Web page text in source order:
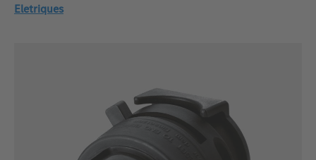
Eletriques